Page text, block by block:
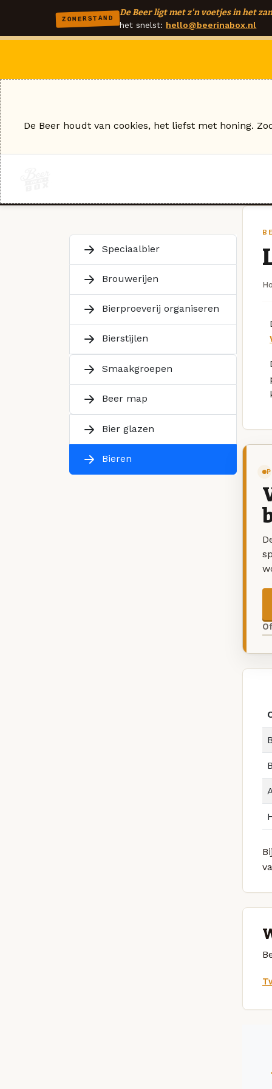
ZOMERSTAND
De Beer ligt met z'n voetjes in het
het snelst: hello@beerinabox.nl
Speciaalbier
Brouwerijen
Bierproeverij organiseren
Bierstijlen
Smaakgroepen
Beer map
Bier glazen
Bieren
De Beer houdt van cookies, het liefst met honing.